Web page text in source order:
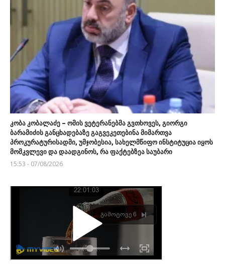
კობა კობალაძე – ომის ვეტერანებმა გვთხოვეს, გიორგი
ბარამიძის განცხადებაზე გაგვეკეთებინა მიმართვა
პროკურატურისადმი, უმჯობესია, სახელმწიფო ინსტიტუცია იყოს
მომკვლევი და დაადგინოს, რა ფაქტებზეა საუბარი
15:53 - 07/08/2026